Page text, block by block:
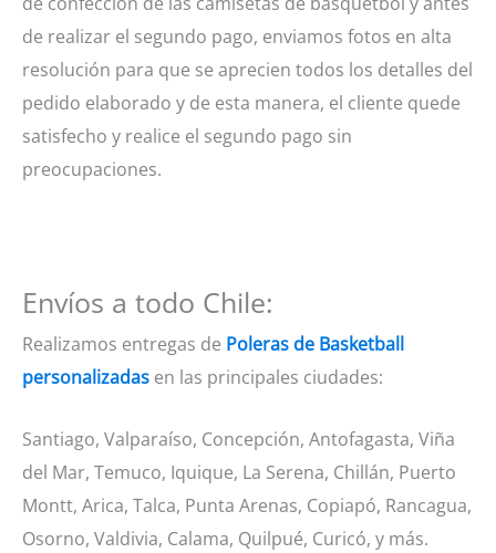
de realizar el segundo pago, enviamos fotos en alta
resolución para que se aprecien todos los detalles del
pedido elaborado y de esta manera, el cliente quede
satisfecho y realice el segundo pago sin
preocupaciones.
Envíos a todo Chile:
Realizamos entregas de Poleras de Basketball
personalizadas en las principales ciudades:
Santiago, Valparaíso, Concepción, Antofagasta, Viña
del Mar, Temuco, Iquique, La Serena, Chillán, Puerto
Montt, Arica, Talca, Punta Arenas, Copiapó, Rancagua,
Osorno, Valdivia, Calama, Quilpué, Curicó, y más.